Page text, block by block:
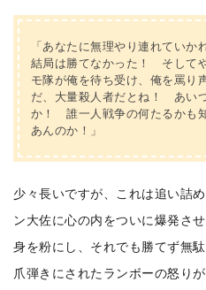
「あなたに無理やり連れていか
結局は勝てなかった！ そして
モ隊が俺を待ち受け、俺を罵り
だ、大量殺人者だとね！ あい
か！ 誰一人戦争の何たるかも
あんのか！」
少々長いですが、これは追い詰
ン大佐に心の内をついに爆発さ
身を粉にし、それでも勝てず無
爪弾きにされたランボーの怒り